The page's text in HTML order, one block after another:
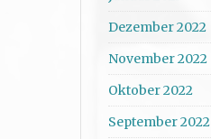
Dezember 2022
November 2022
Oktober 2022
September 2022